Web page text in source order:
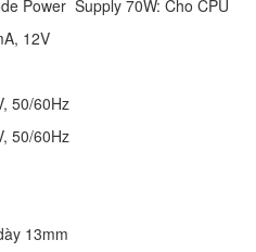
Power Supply 70W: Cho CPU
12V
50/60Hz
50/60Hz
13mm